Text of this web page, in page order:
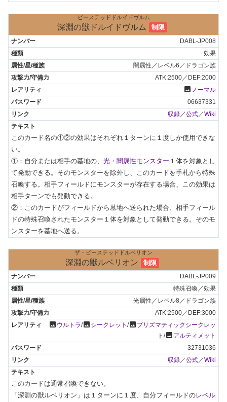
ビーステッドドルイドヴルム
深淵の獣ドルイドヴルム 制限
DABL-JP008
効果
闇属性／レベル6／ドラゴン族
ATK:2500／DEF:2000
photo ノーマル
06637331
収録 ／公式 ／Wiki
このカード名の①②の効果はそれぞれ１ターンに１度しか使用できな
い。
①：自分または相手の墓地の、 光 ・ 闇属性モンスター １体を対象とし
て発動できる。そのモンスターを除外し、このカードを手札から特殊
召喚する。相手フィールドにモンスターが存在する場合、この効果は
相手ターンでも発動できる。
②：このカードがフィールドから墓地へ送られた場合、相手フィール
ドの特殊召喚されたモンスター１体を対象として発動できる。そのモ
ンスターを墓地へ送る。
ザ・ビーステッドドルベリオン
深淵の獣ルベリオン 制限
DABL-JP009
特殊召喚／効果
光属性／レベル8／ドラゴン族
ATK:2500／DEF:3000
photo ウルトラ/photo シークレット /photo プリズマティックシークレッ
ト /photo アルティメット
32731036
収録／公式／Wiki
このカードは通常召喚できない。
「深淵の獣ルベリオン」は１ターンに１度、自分フィールドのレベル